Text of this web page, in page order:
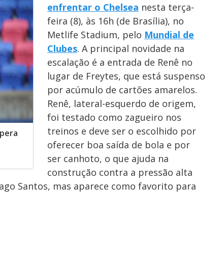
enfrentar o Chelsea nesta terça-
feira (8), às 16h (de Brasília), no
Metlife Stadium, pelo Mundial de
Clubes. A principal novidade na
escalação é a entrada de Renê no
lugar de Freytes, que está suspenso
por acúmulo de cartões amarelos.
Renê, lateral-esquerdo de origem,
foi testado como zagueiro nos
treinos e deve ser o escolhido por
oferecer boa saída de bola e por
ser canhoto, o que ajuda na
construção contra a pressão alta
Santos, mas aparece como favorito para